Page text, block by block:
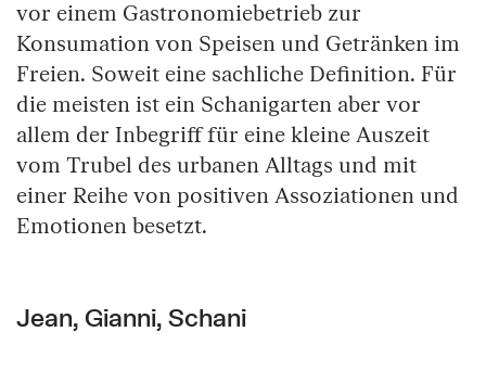
vor einem Gastronomiebetrieb zur
Konsumation von Speisen und Getränken im
Freien. Soweit eine sachliche Definition. Für
die meisten ist ein Schanigarten aber vor
allem der Inbegriff für eine kleine Auszeit
vom Trubel des urbanen Alltags und mit
einer Reihe von positiven Assoziationen und
Emotionen besetzt.
Jean, Gianni, Schani